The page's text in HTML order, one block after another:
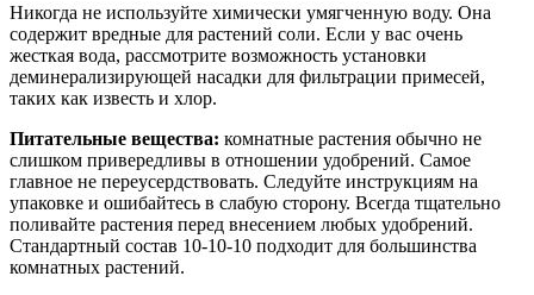
Никогда не используйте химически умягченную воду. Она
содержит вредные для растений соли. Если у вас очень
жесткая вода, рассмотрите возможность установки
деминерализирующей насадки для фильтрации примесей,
таких как известь и хлор.
Питательные вещества: комнатные растения обычно не
слишком привередливы в отношении удобрений. Самое
главное не переусердствовать. Следуйте инструкциям на
упаковке и ошибайтесь в слабую сторону. Всегда тщательно
поливайте растения перед внесением любых удобрений.
Стандартный состав 10-10-10 подходит для большинства
комнатных растений.